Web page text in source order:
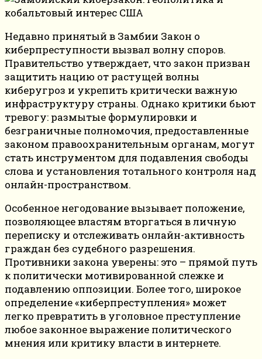
Недавно принятый в Замбии Закон о
киберпреступности вызвал волну споров.
Правительство утверждает, что закон призван
защитить нацию от растущей волны
киберугроз и укрепить критически важную
инфраструктуру страны. Однако критики бьют
тревогу: размытые формулировки и
безграничные полномочия, предоставленные
законом правоохранительным органам, могут
стать инструментом для подавления свободы
слова и установления тотального контроля над
онлайн-пространством.
Особенное негодование вызывает положение,
позволяющее властям вторгаться в личную
переписку и отслеживать онлайн-активность
граждан без судебного разрешения.
Противники закона уверены: это – прямой путь
к политически мотивированной слежке и
подавлению оппозиции. Более того, широкое
определение «киберпреступления» может
легко превратить в уголовное преступление
любое законное выражение политического
мнения или критику власти в интернете.